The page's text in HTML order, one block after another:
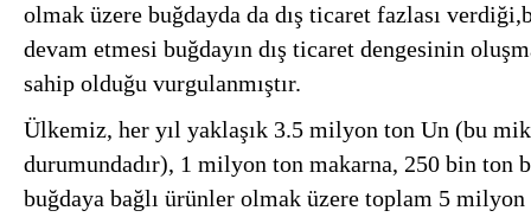
olmak üzere buğdayda da dış ticaret fazlası
devam etmesi buğdayın dış ticaret dengesinin
sahip olduğu vurgulanmıştır.
Ülkemiz, her yıl yaklaşık 3.5 milyon ton Un (bu
durumundadır), 1 milyon ton makarna, 250 bin ton
buğdaya bağlı ürünler olmak üzere toplam 5 milyon